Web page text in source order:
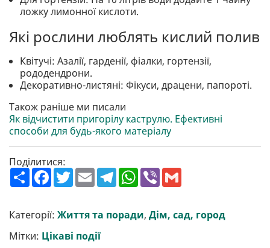
ложку лимонної кислоти.
Які рослини люблять кислий полив
Квітучі: Азалії, гарденії, фіалки, гортензії,
рододендрони.
Декоративно-листяні: Фікуси, драцени, папороті.
Також раніше ми писали
Як відчистити пригорілу каструлю. Ефективні
способи для будь-якого матеріалу
Поділитися:
П
о
р
и
т
и
F
a
b
o
o
k
T
w
t
e
r
E
m
l
T
e
g
r
W
h
s
A
V
r l
Категорії: Життя та поради, Дім, сад, город
Мітки: Цікаві події